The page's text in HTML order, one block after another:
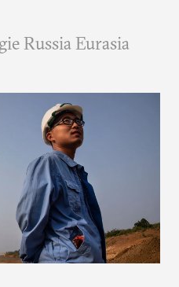
Russia Eurasia